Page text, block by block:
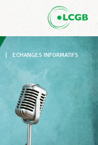
ECHANGES INFORMATIFS